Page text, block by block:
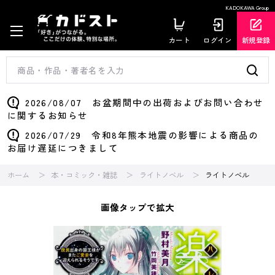
KADOKAWA Group
カート ログイン 新規登録
2026/08/07 お盆期間中の出荷およびお問い合わせ
に関するお知らせ
2026/07/29 令和8年熊本地震の影響による商品の
お届け遅延につきまして
ホーム 本・コミック・雑誌 ライトノベル ライトノベル
画像タップで拡大